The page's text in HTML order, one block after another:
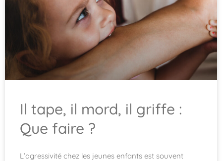
Il tape, il mord, il griffe :
Que faire ?
L’agressivité chez les jeunes enfants est souvent